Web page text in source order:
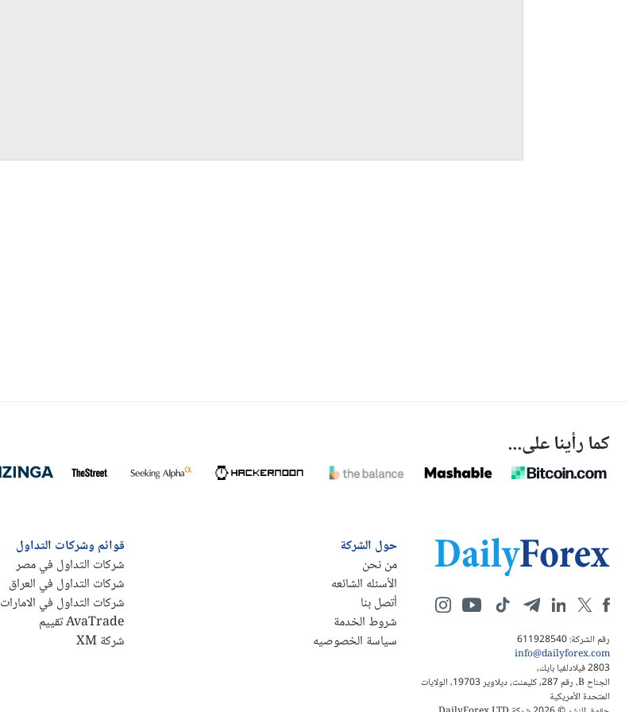
كما رأينا على...
رقم الشركة: 611928540
info@dailyforex.com
2803 فيلادلفيا بايك،
الجناح B، رقم 287، كليمنت، ديلاوير 19703، الولايات
المتحدة الأمريكية
حول الشركة
من نحن
الأسئله الشائعه
أتصل بنا
شروط الخدمة
سياسة الخصوصيه
قوائم وشركات التداول
شركات التداول في مصر
شركات التداول في العراق
شركات التداول في الامارات
AvaTrade تقييم
شركة XM